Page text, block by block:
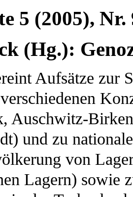
5 (2005), Nr.
(Hg.):
Aufsätze zur
Auschwitz-
und zu
von
Lagern) sowie